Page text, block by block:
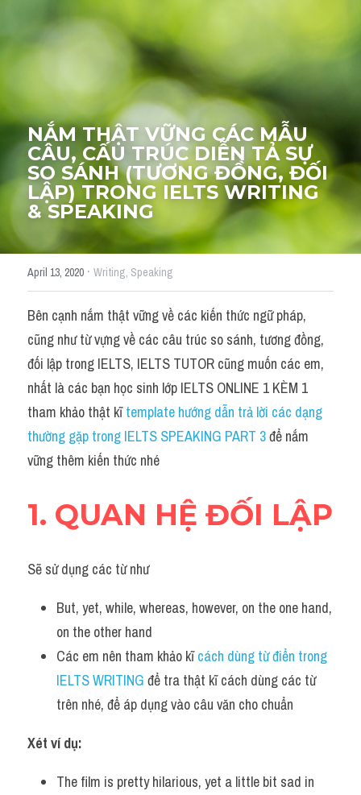
Thư Tín
Vocabularies
Đề writing theo topic
Pie
Line graph
Bar chart
Đề thi thật IELTS GENERAL
Task 2
Từ vựng theo topic
Từ vựng theo Topic
Map
Đề thi thật Task 1
Process
Task 1
Đề thi IELTS thật
Advice
Thành tích học viên
NẮM THẬT VỮNG CÁC MẪU
CÂU, CẤU TRÚC DIỄN TẢ SỰ
SO SÁNH (TƯƠNG ĐỒNG, ĐỐI
LẬP) TRONG IELTS WRITING
& SPEAKING
April 13, 2020 · Writing, Speaking
Bên cạnh nắm thật vững về các kiến thức ngữ pháp,
cũng như từ vựng về các câu trúc so sánh, tương đồng,
đối lập trong IELTS, IELTS TUTOR cũng muốn các em,
nhất là các bạn học sinh lớp IELTS ONLINE 1 KÈM 1
tham khảo thật kĩ template hướng dẫn trả lời các dạng
thường gặp trong IELTS SPEAKING PART 3 để nắm
vững thêm kiến thức nhé
Sẽ sử dụng các từ như
But, yet, while, whereas, however, on the one hand,
on the other hand
Các em nên tham khảo kĩ cách dùng từ điển trong
IELTS WRITING để tra thật kĩ cách dùng các từ
trên nhé, để áp dụng vào câu văn cho chuẩn
Xét ví dụ:
The film is pretty hilarious, yet a little bit sad in